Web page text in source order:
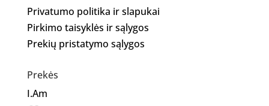
Privatumo politika ir slapukai
Pirkimo taisyklės ir sąlygos
Prekių pristatymo sąlygos
Prekės
I.Am